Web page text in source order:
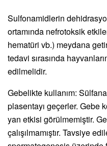
Sulfonamidlerin
ortamında nefrotoksik
hematüri vb.) meydana
tedavi sırasında
edilmelidir.
Gebelikte kullanım:
plasentayı geçerler. Gebe
yan etkisi görülmemiştir.
çalışılmamıştır. Tavsiye